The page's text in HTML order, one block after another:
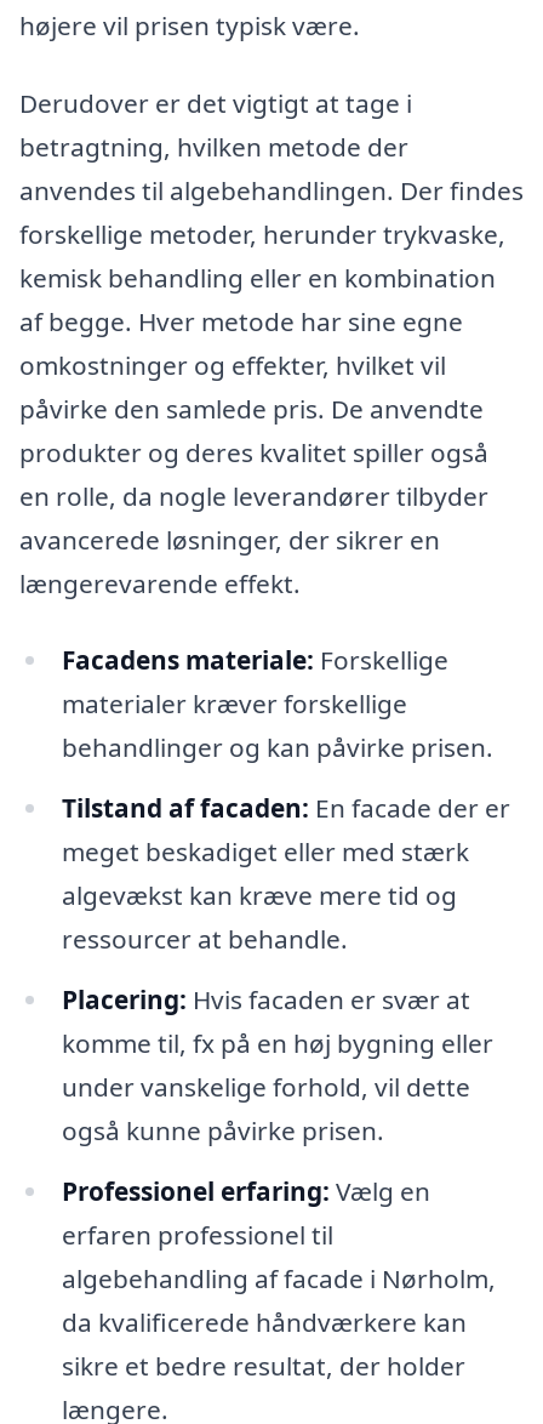
højere vil prisen typisk være.
Derudover er det vigtigt at tage i
betragtning, hvilken metode der
anvendes til algebehandlingen. Der findes
forskellige metoder, herunder trykvaske,
kemisk behandling eller en kombination
af begge. Hver metode har sine egne
omkostninger og effekter, hvilket vil
påvirke den samlede pris. De anvendte
produkter og deres kvalitet spiller også
en rolle, da nogle leverandører tilbyder
avancerede løsninger, der sikrer en
længerevarende effekt.
Facadens materiale: Forskellige
materialer kræver forskellige
behandlinger og kan påvirke prisen.
Tilstand af facaden: En facade der er
meget beskadiget eller med stærk
algevækst kan kræve mere tid og
ressourcer at behandle.
Placering: Hvis facaden er svær at
komme til, fx på en høj bygning eller
under vanskelige forhold, vil dette
også kunne påvirke prisen.
Professionel erfaring: Vælg en
erfaren professionel til
algebehandling af facade i Nørholm,
da kvalificerede håndværkere kan
sikre et bedre resultat, der holder
længere.